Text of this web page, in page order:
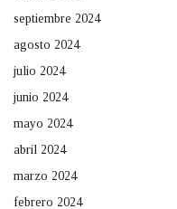
septiembre 2024
agosto 2024
julio 2024
junio 2024
mayo 2024
abril 2024
marzo 2024
febrero 2024